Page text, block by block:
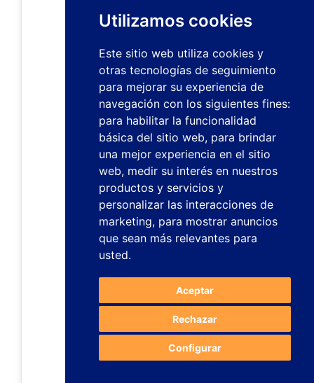
Utilizamos cookies
Este sitio web utiliza cookies y
otras tecnologías de seguimiento
para mejorar su experiencia de
navegación con los siguientes fines:
para habilitar la funcionalidad
básica del sitio web, para brindar
una mejor experiencia en el sitio
web, medir su interés en nuestros
productos y servicios y
personalizar las interacciones de
marketing, para mostrar anuncios
que sean más relevantes para
usted.
Aceptar
Rechazar
Configurar